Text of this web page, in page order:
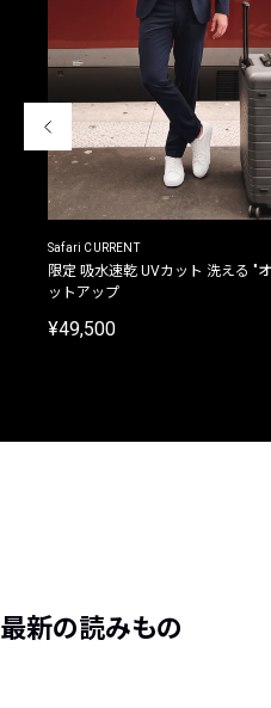
Safari CURRENT
限定 吸水速乾 UVカット 洗える "
ットアップ
¥49,500
最新の読みもの